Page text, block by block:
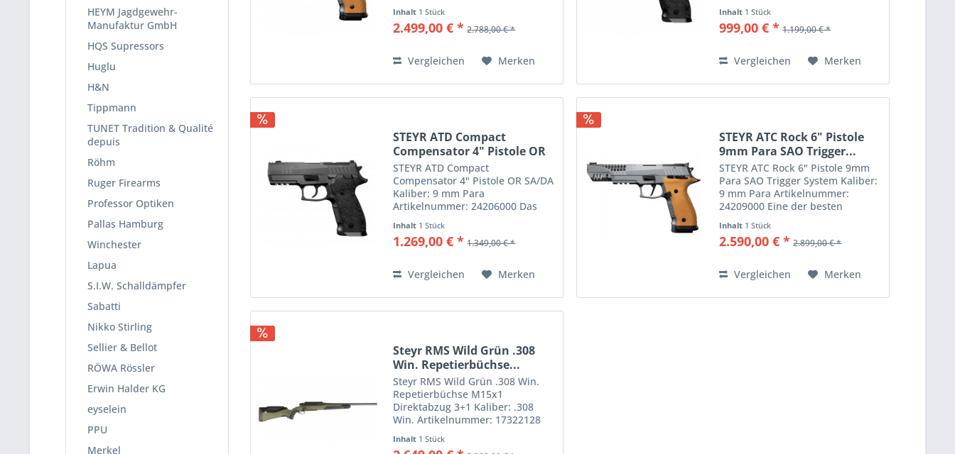
HEYM Jagdgewehr-
Manufaktur GmbH
HQS Supressors
Huglu
H&N
Tippmann
TUNET Tradition & Qualité
depuis
Röhm
Ruger Firearms
Professor Optiken
Pallas Hamburg
Winchester
Lapua
S.I.W. Schalldämpfer
Sabatti
Nikko Stirling
Sellier & Bellot
RÖWA Rössler
Erwin Halder KG
eyselein
PPU
Merkel
dank der herausragenden
Kombination aus ergonomischem
Vielseitigkeit....
Inhalt 1 Stück
2.499,00 € * 2.788,00 € *
Vergleichen Merken
Griffstück aus
Flugzeugaluminium hält die ATD
Einsatzbedingungen in...
Inhalt 1 Stück
999,00 € * 1.199,00 € *
Vergleichen Merken
STEYR ATD Compact
Compensator 4" Pistole OR
SA/DA
STEYR ATD Compact
Compensator 4" Pistole OR SA/DA
Kaliber: 9 mm Para
Artikelnummer: 24206000 Das
ermöglicht ein diskretes Tragen
im Alltag und sorgt dafür, dass
spürbar ist. Der...
Inhalt 1 Stück
1.269,00 € * 1.349,00 € *
Vergleichen Merken
STEYR ATC Rock 6" Pistole
9mm Para SAO Trigger...
STEYR ATC Rock 6" Pistole 9mm
Para SAO Trigger System Kaliber:
9 mm Para Artikelnummer:
24209000 Eine der besten
dank der herausragenden
Kombination aus ergonomischem
Vielseitigkeit....
Inhalt 1 Stück
2.590,00 € * 2.899,00 € *
Vergleichen Merken
Steyr RMS Wild Grün .308
Win. Repetierbüchse...
Steyr RMS Wild Grün .308 Win.
Repetierbüchse M15x1
Direktabzug 3+1 Kaliber: .308
Win. Artikelnummer: 17322128
an ein bedeutendes Kapitel der
Inhalt 1 Stück